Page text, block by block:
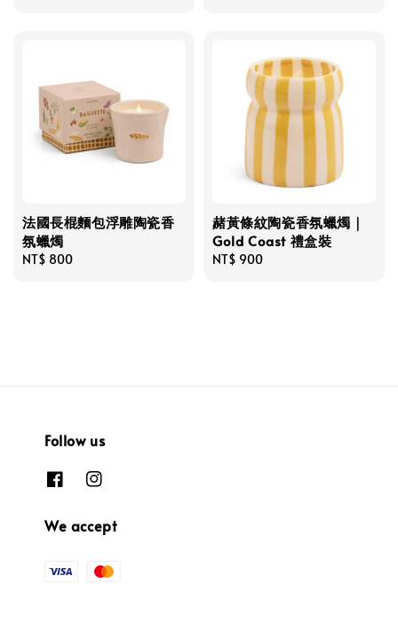
法國長棍麵包浮雕陶瓷香
氛蠟燭
Regular
NT$ 800
赭黃條紋陶瓷香氛蠟燭｜
Gold Coast 禮盒裝
Regular
NT$ 900
Follow us
We accept